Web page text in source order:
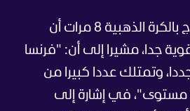
وأضاف النجم المتوج بالكرة الذهبية 8 مرات أن
جدا، مشيرا إلى أن: "فرنسا
وتمتلك عددا كبيرا من
مستوى"، في إشارة إلى